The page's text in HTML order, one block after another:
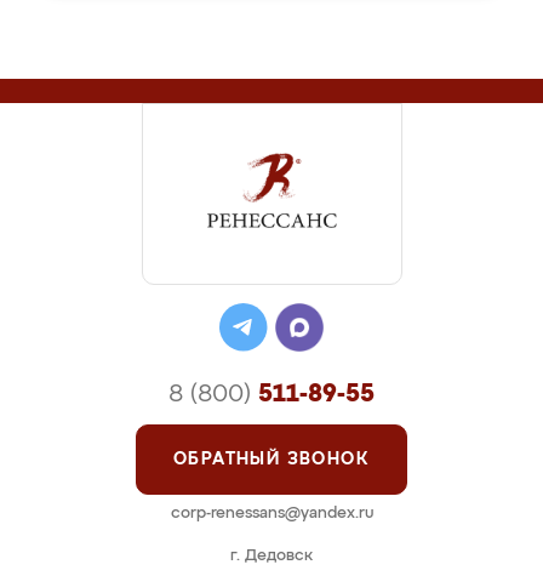
г. Дедовск
8 (800) 511-89-55
ОБРАТНЫЙ ЗВОНОК
corp-renessans@yandex.ru